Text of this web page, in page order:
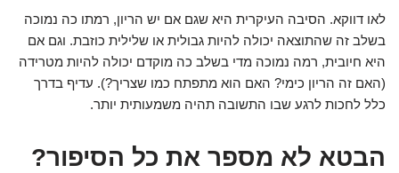
לאו דווקא. הסיבה העיקרית היא שגם אם יש הריון, רמתו כה נמוכה
בשלב זה שהתוצאה יכולה להיות גבולית או שלילית כוזבת. וגם אם
היא חיובית, רמה נמוכה מדי בשלב כה מוקדם יכולה להיות מטרידה
(האם זה הריון כימי? האם הוא מתפתח כמו שצריך?). עדיף בדרך
כלל לחכות לרגע שבו התשובה תהיה משמעותית יותר.
הבטא לא מספר את כל הסיפור?